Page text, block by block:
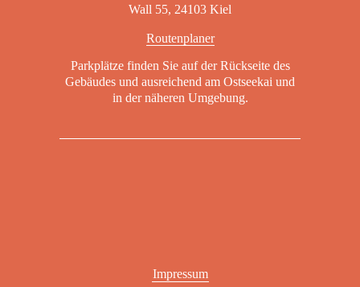
Wall 55, 24103 Kiel
Routenplaner
Parkplätze finden Sie auf der Rückseite des
Gebäudes und ausreichend am Ostseekai und
in der näheren Umgebung.
Impressum